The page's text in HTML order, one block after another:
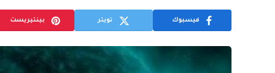
فيسبوك تويتر بينتيريست